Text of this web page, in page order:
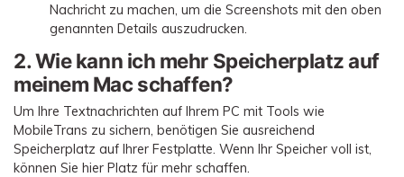
Nachricht zu machen, um die Screenshots mit den oben
genannten Details auszudrucken.
2. Wie kann ich mehr Speicherplatz auf
meinem Mac schaffen?
Um Ihre Textnachrichten auf Ihrem PC mit Tools wie
MobileTrans zu sichern, benötigen Sie ausreichend
Speicherplatz auf Ihrer Festplatte. Wenn Ihr Speicher voll ist,
können Sie hier Platz für mehr schaffen.